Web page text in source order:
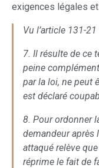
exigences légales
Vu l’article 131-
7. Il résulte de ce
peine
par la loi, ne peut
est déclaré
8. Pour ordonner
demandeur après
attaqué relève
réprime le fait de